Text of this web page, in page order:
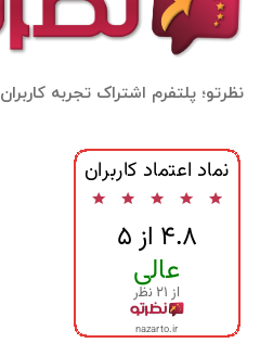
نظرتو؛ پلتفرم اشتراک تجربه کاربران